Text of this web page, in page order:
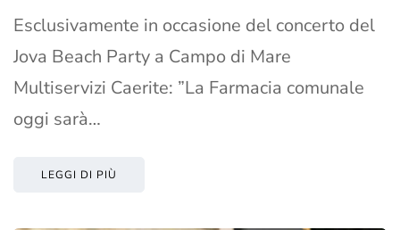
Esclusivamente in occasione del concerto del
Jova Beach Party a Campo di Mare
Multiservizi Caerite: ”La Farmacia comunale
oggi sarà…
LEGGI DI PIÙ